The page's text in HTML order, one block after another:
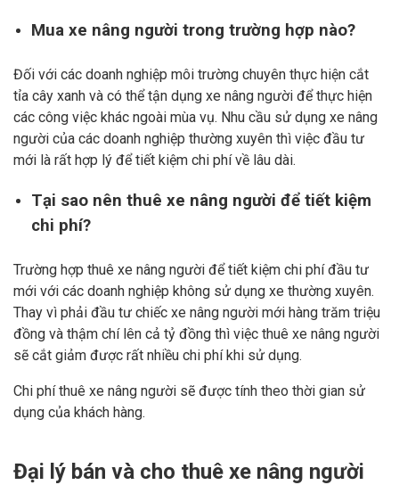
Mua xe nâng người trong trường hợp nào?
Đối với các doanh nghiệp môi trường chuyên thực hiện cắt
tỉa cây xanh và có thể tận dụng xe nâng người để thực hiện
các công việc khác ngoài mùa vụ. Nhu cầu sử dụng xe nâng
người của các doanh nghiệp thường xuyên thì việc đầu tư
mới là rất hợp lý để tiết kiệm chi phí về lâu dài.
Tại sao nên thuê xe nâng người để tiết kiệm
chi phí?
Trường hợp thuê xe nâng người để tiết kiệm chi phí đầu tư
mới với các doanh nghiệp không sử dụng xe thường xuyên.
Thay vì phải đầu tư chiếc xe nâng người mới hàng trăm triệu
đồng và thậm chí lên cả tỷ đồng thì việc thuê xe nâng người
sẽ cắt giảm được rất nhiều chi phí khi sử dụng.
Chi phí thuê xe nâng người sẽ được tính theo thời gian sử
dụng của khách hàng.
Đại lý bán và cho thuê xe nâng người